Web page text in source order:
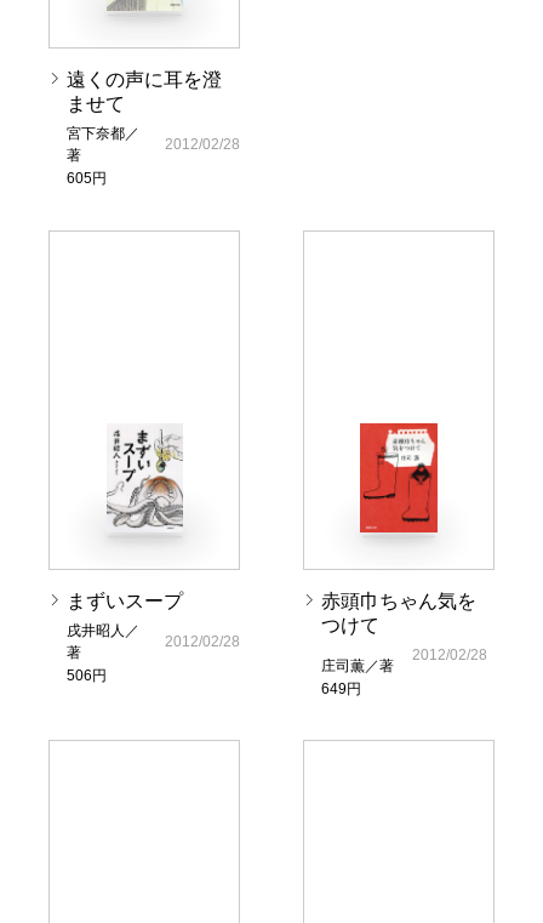
遠くの声に耳を澄
ませて
宮下奈都／
著
605円
2012/02/28
まずいスープ
戌井昭人／
著
506円
2012/02/28
赤頭巾ちゃん気を
つけて
庄司薫／著
649円
2012/02/28